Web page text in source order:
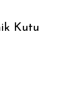
Kutu